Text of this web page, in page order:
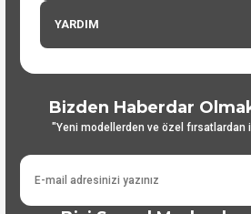
YARDIM
Bizden Haberdar
"Yeni modellerden ve özel fırsatlardan